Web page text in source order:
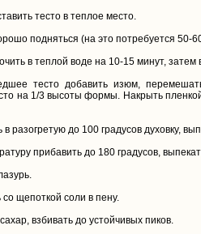
тесто в теплое место.
подняться (на это потребуется 50-
в теплой воде на 10-15 минут, затем
тесто добавить изюм,
на 1/3 высоты формы. Накрыть
в разогретую до 100 градусов духовку,
прибавить до 180 градусов,
со щепоткой соли в пену.
взбивать до устойчивых пиков.